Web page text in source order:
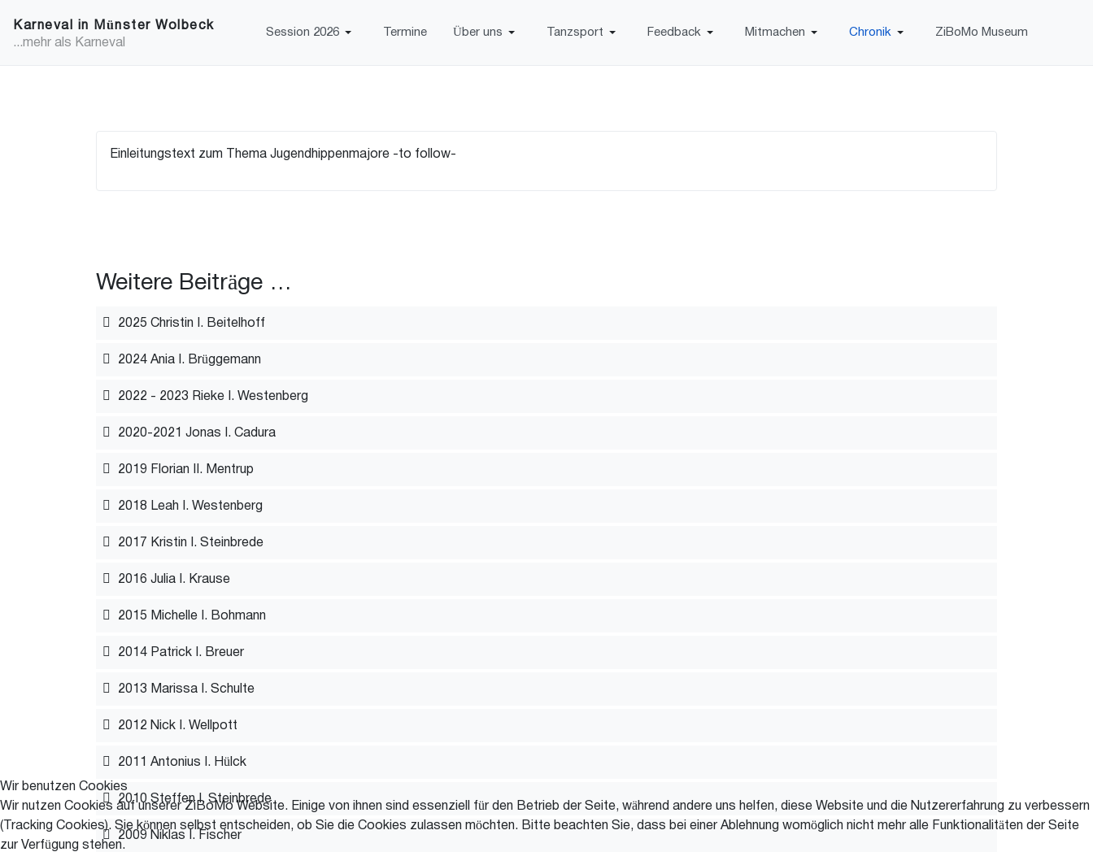
Karneval in Münster Wolbeck
...mehr als Karneval
Session 2026 Termine Über uns Tanzsport Feedback Mitmachen Chronik ZiBoMo Museum
Einleitungstext zum Thema Jugendhippenmajore -to follow-
Weitere Beiträge …
2025 Christin I. Beitelhoff
2024 Ania I. Brüggemann
2022 - 2023 Rieke I. Westenberg
2020-2021 Jonas I. Cadura
2019 Florian II. Mentrup
2018 Leah I. Westenberg
2017 Kristin I. Steinbrede
2016 Julia I. Krause
2015 Michelle I. Bohmann
2014 Patrick I. Breuer
2013 Marissa I. Schulte
2012 Nick I. Wellpott
2011 Antonius I. Hülck
2010 Steffen I. Steinbrede
2009 Niklas I. Fischer
Wir benutzen Cookies
Wir nutzen Cookies auf unserer ZiBoMo Website. Einige von ihnen sind essenziell für den Betrieb der Seite, während andere uns helfen, diese Website und die Nutzererfahrung zu verbessern
(Tracking Cookies). Sie können selbst entscheiden, ob Sie die Cookies zulassen möchten. Bitte beachten Sie, dass bei einer Ablehnung womöglich nicht mehr alle Funktionalitäten der Seite
zur Verfügung stehen.